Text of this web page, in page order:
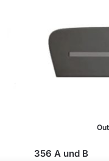
356 A und B